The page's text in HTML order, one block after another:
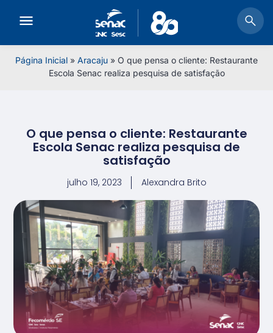
Página Inicial » Aracaju » O que pensa o cliente: Restaurante
Escola Senac realiza pesquisa de satisfação
O que pensa o cliente: Restaurante
Escola Senac realiza pesquisa de
satisfação
julho 19, 2023 Alexandra Brito